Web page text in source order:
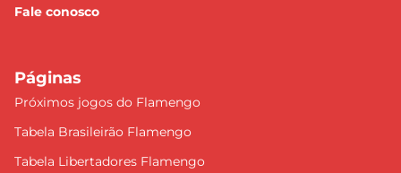
Fale conosco
Páginas
Próximos jogos do Flamengo
Tabela Brasileirão Flamengo
Tabela Libertadores Flamengo